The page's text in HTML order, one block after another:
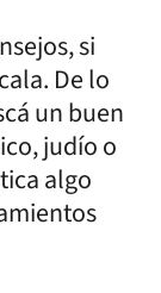
si
De lo
un buen
judío o
algo